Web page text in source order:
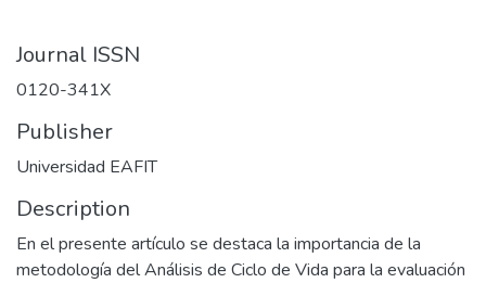
Journal ISSN
0120-341X
Publisher
Universidad EAFIT
Description
En el presente artículo se destaca la importancia de la
metodología del Análisis de Ciclo de Vida para la evaluación